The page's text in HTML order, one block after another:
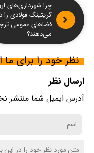
چرا شهرداری‌های
گریتینگ فولادی را
فضاهای عمومی
می‌دهند؟
نظر خود را برای ما
ارسال نظر
آدرس ایمیل شما منتشر